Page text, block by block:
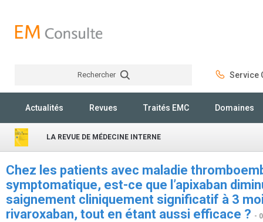
Rechercher Service
Actualités Revues Traités EMC Domaines
LA REVUE DE MÉDECINE INTERNE
Chez les patients avec maladie
symptomatique, est-ce que l’apixaban
saignement cliniquement significatif à 3
rivaroxaban, tout en étant aussi efficace ? -